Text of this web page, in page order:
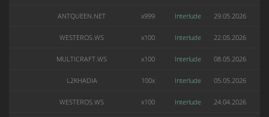
ANTQUEEN.NET x999 Interlude 29.05.2026
WESTEROS.WS x100 Interlude 22.05.2026
MULTICRAFT.WS x100 Interlude 08.05.2026
L2KHADIA 100x Interlude 05.05.2026
WESTEROS.WS x100 Interlude 24.04.2026